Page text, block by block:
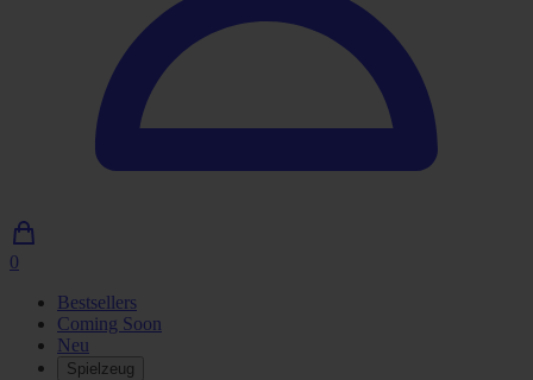
0
Einkaufswagen
Bestsellers
Coming Soon
Neu
Spielzeug